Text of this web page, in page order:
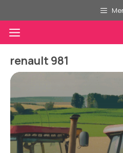
au
contenuMenu
renault 981